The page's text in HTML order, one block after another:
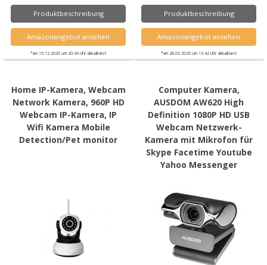
Produktbeschreibung
Amazonangebot ansehen
*am 15.12.2020 um 20:46 Uhr aktualisiert
Produktbeschreibung
Amazonangebot ansehen
*am 28.06.2020 um 13:42 Uhr aktualisiert
Home IP-Kamera, Webcam
Network Kamera, 960P HD
Webcam IP-Kamera, IP
Wifi Kamera Mobile
Detection/Pet monitor
Computer Kamera,
AUSDOM AW620 High
Definition 1080P HD USB
Webcam Netzwerk-
Kamera mit Mikrofon für
Skype Facetime Youtube
Yahoo Messenger